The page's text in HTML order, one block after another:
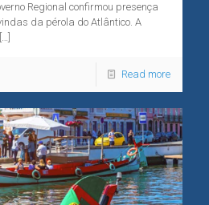
Regional confirmou presença
da pérola do Atlântico. A
[…]
Read more